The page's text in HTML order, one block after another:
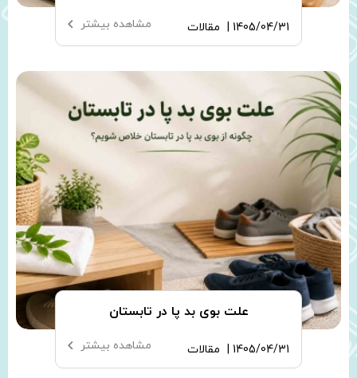
1405/04/31 | مقالات مشاهده بیشتر
علت بوی بد پا در تابستان
1405/04/31 | مقالات مشاهده بیشتر